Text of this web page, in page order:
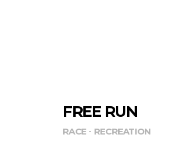
FREE RUN
RACE RECREATION